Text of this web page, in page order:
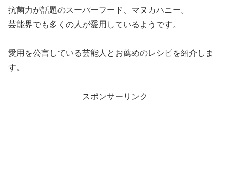
抗菌力が話題のスーパーフード、マヌカハニー。
芸能界でも多くの人が愛用しているようです。
愛用を公言している芸能人とお薦めのレシピを紹介しま
す。
スポンサーリンク